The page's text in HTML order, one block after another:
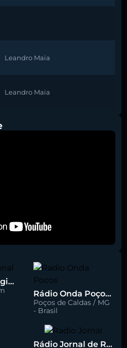
Leandro Maia
Leandro Maia
Rádio Nova Regional 91.5 FM
Rádio Onda Poços 96.7 FM
Poços de Caldas / MG
- Brasil
Rádio Jornal de Recife 90.3 FM